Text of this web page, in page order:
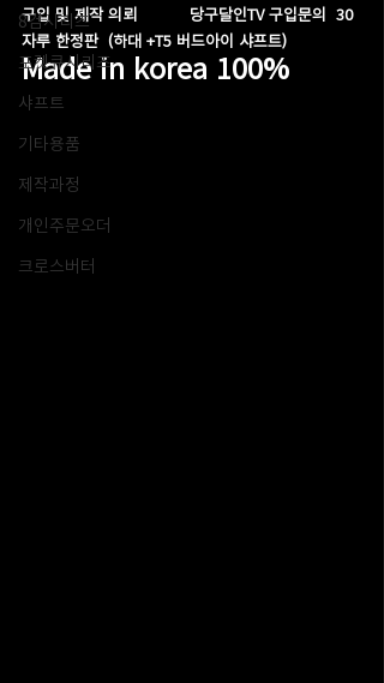
8검시리즈
포켓큐시리즈
샤프트
기타용품
제작과정
개인주문오더
크로스버터
구입 및 제작 의뢰           당구달인TV 구입문의  30
자루 한정판  (하대 +T5 버드아이 샤프트)
Made in korea 100%